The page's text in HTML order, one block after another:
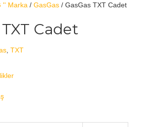
'' Marka / GasGas/ GasGas TXT Cadet
Cadet
, TXT